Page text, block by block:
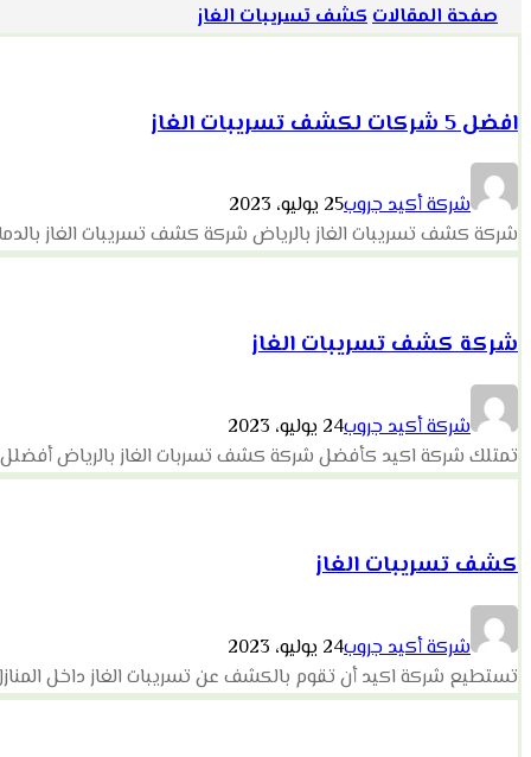
صفحة المقالاتكشف تسريبات الغاز
افضل 5 شركات لكشف تسريبات الغاز
شركة أكيد جروب25 يوليو، 2023
شركة كشف تسريبات الغاز بالرياض شركة كشف تسريبات الغاز
شركة كشف تسريبات الغاز
شركة أكيد جروب24 يوليو، 2023
تمتلك شركة اكيد كأفضل شركة كشف تسربات الغاز بالرياض
كشف تسريبات الغاز
شركة أكيد جروب24 يوليو، 2023
تستطيع شركة اكيد أن تقوم بالكشف عن تسريبات الغاز داخل